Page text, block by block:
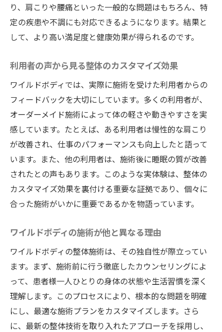
り、肩こりや腰痛といった一般的な問題はもちろん、特
定の疾患や不調にも対応できるようになります。結果と
して、より高い満足度と健康効果が得られるのです。
利用者の声から見る整体のカスタマイズ効果
ワイルドボディでは、実際に施術を受けた利用者からの
フィードバックを大切にしています。多くの利用者が、
オーダーメイド施術によって体の軽さや動きやすさを実
感しています。たとえば、ある利用者は慢性的な肩こり
が改善され、仕事のパフォーマンスも向上したと語って
います。また、他の利用者は、施術後に睡眠の質が改善
されたとの声もあります。このような実体験は、整体の
カスタマイズ効果を裏付ける重要な証拠であり、個々に
合った施術がいかに重要であるかを物語っています。
ワイルドボディの施術が他と異なる理由
ワイルドボディの整体施術は、その独自性が際立ってい
ます。まず、施術前に行う徹底したカウンセリングによ
って、患者様一人ひとりの身体の状態や生活習慣を深く
理解します。このプロセスにより、根本的な問題を明確
にし、最適な施術プランをカスタマイズします。さら
に、最新の整体技術を取り入れたアプローチを採用し、